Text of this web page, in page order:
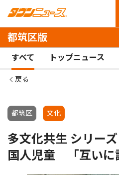
都筑区版
すべて トップニュース
戻る
都筑区 文化
多文化共生 シリー
国人児童 「互いに